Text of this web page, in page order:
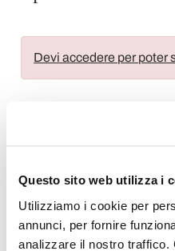
Questo sito web utilizza i
Utilizziamo i cookie per
annunci, per fornire
analizzare il nostro traffico.
Devi accedere per poter
Invia la tua opinione su
Condividi